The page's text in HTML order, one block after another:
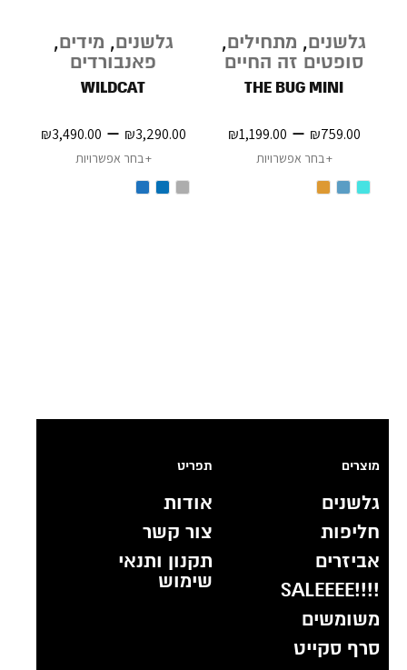
גלשנים, מידים,
פאנבורדים
WILDCAT
₪3,290.00
–
₪3,490.00
בחר אפשרויות
גלשנים, מתחילים,
סופטים זה החיים
THE BUG MINI
₪759.00
–
₪1,199.00
בחר אפשרויות
מוצרים
גלשנים
חליפות
אביזרים
!!!!SALEEEE
משומשים
סרף סקייט
תפריט
אודות
צור קשר
תקנון ותנאי
שימוש